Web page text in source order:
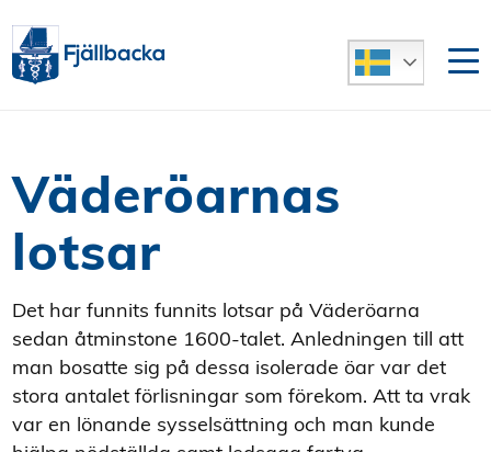
Väderöarnas
lotsar
Det har funnits funnits lotsar på Väderöarna
sedan åtminstone 1600-talet. Anledningen till att
man bosatte sig på dessa isolerade öar var det
stora antalet förlisningar som förekom. Att ta vrak
var en lönande sysselsättning och man kunde